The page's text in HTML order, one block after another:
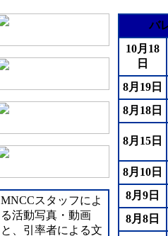
MNCCスタッフによ
る活動写真・動画
と、引率者による文
バ
10月18
日
8月19日
8月18日
8月15日
8月10日
8月9日
8月8日